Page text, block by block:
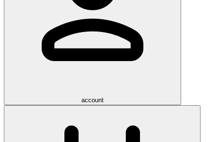
account